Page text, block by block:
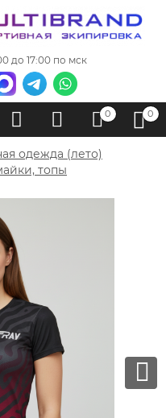
до 17:00 по мск
0 0
одежда (лето)
топы